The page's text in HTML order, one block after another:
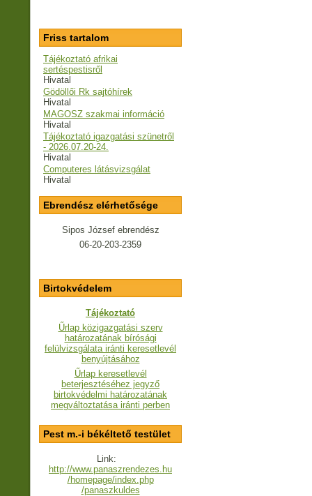
Friss tartalom
Tájékoztató afrikai
sertéspestisről
Hivatal
Gödöllői Rk sajtóhírek
Hivatal
MAGOSZ szakmai információ
Hivatal
Tájékoztató igazgatási szünetről
- 2026.07.20-24.
Hivatal
Computeres látásvizsgálat
Hivatal
Ebrendész elérhetősége
Sipos József ebrendész
06-20-203-2359
Birtokvédelem
Tájékoztató
Űrlap közigazgatási szerv
határozatának bírósági
felülvizsgálata iránti keresetlevél
benyújtásához
Űrlap keresetlevél
beterjesztéséhez jegyző
birtokvédelmi határozatának
megváltoztatása iránti perben
Pest m.-i békéltető testület
Link:
http://www.panaszrendezes.hu
/homepage/index.php
/panaszkuldes